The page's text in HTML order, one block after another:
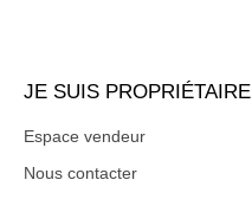
JE SUIS PROPRIÉTAIRE
Espace vendeur
Nous contacter